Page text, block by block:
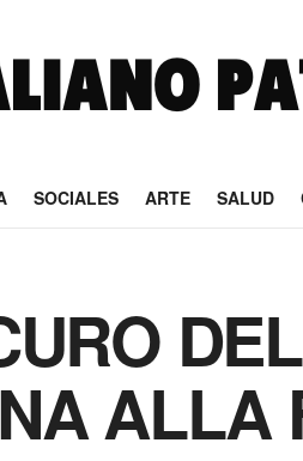
SOCIALES ARTE SALUD
ALLA